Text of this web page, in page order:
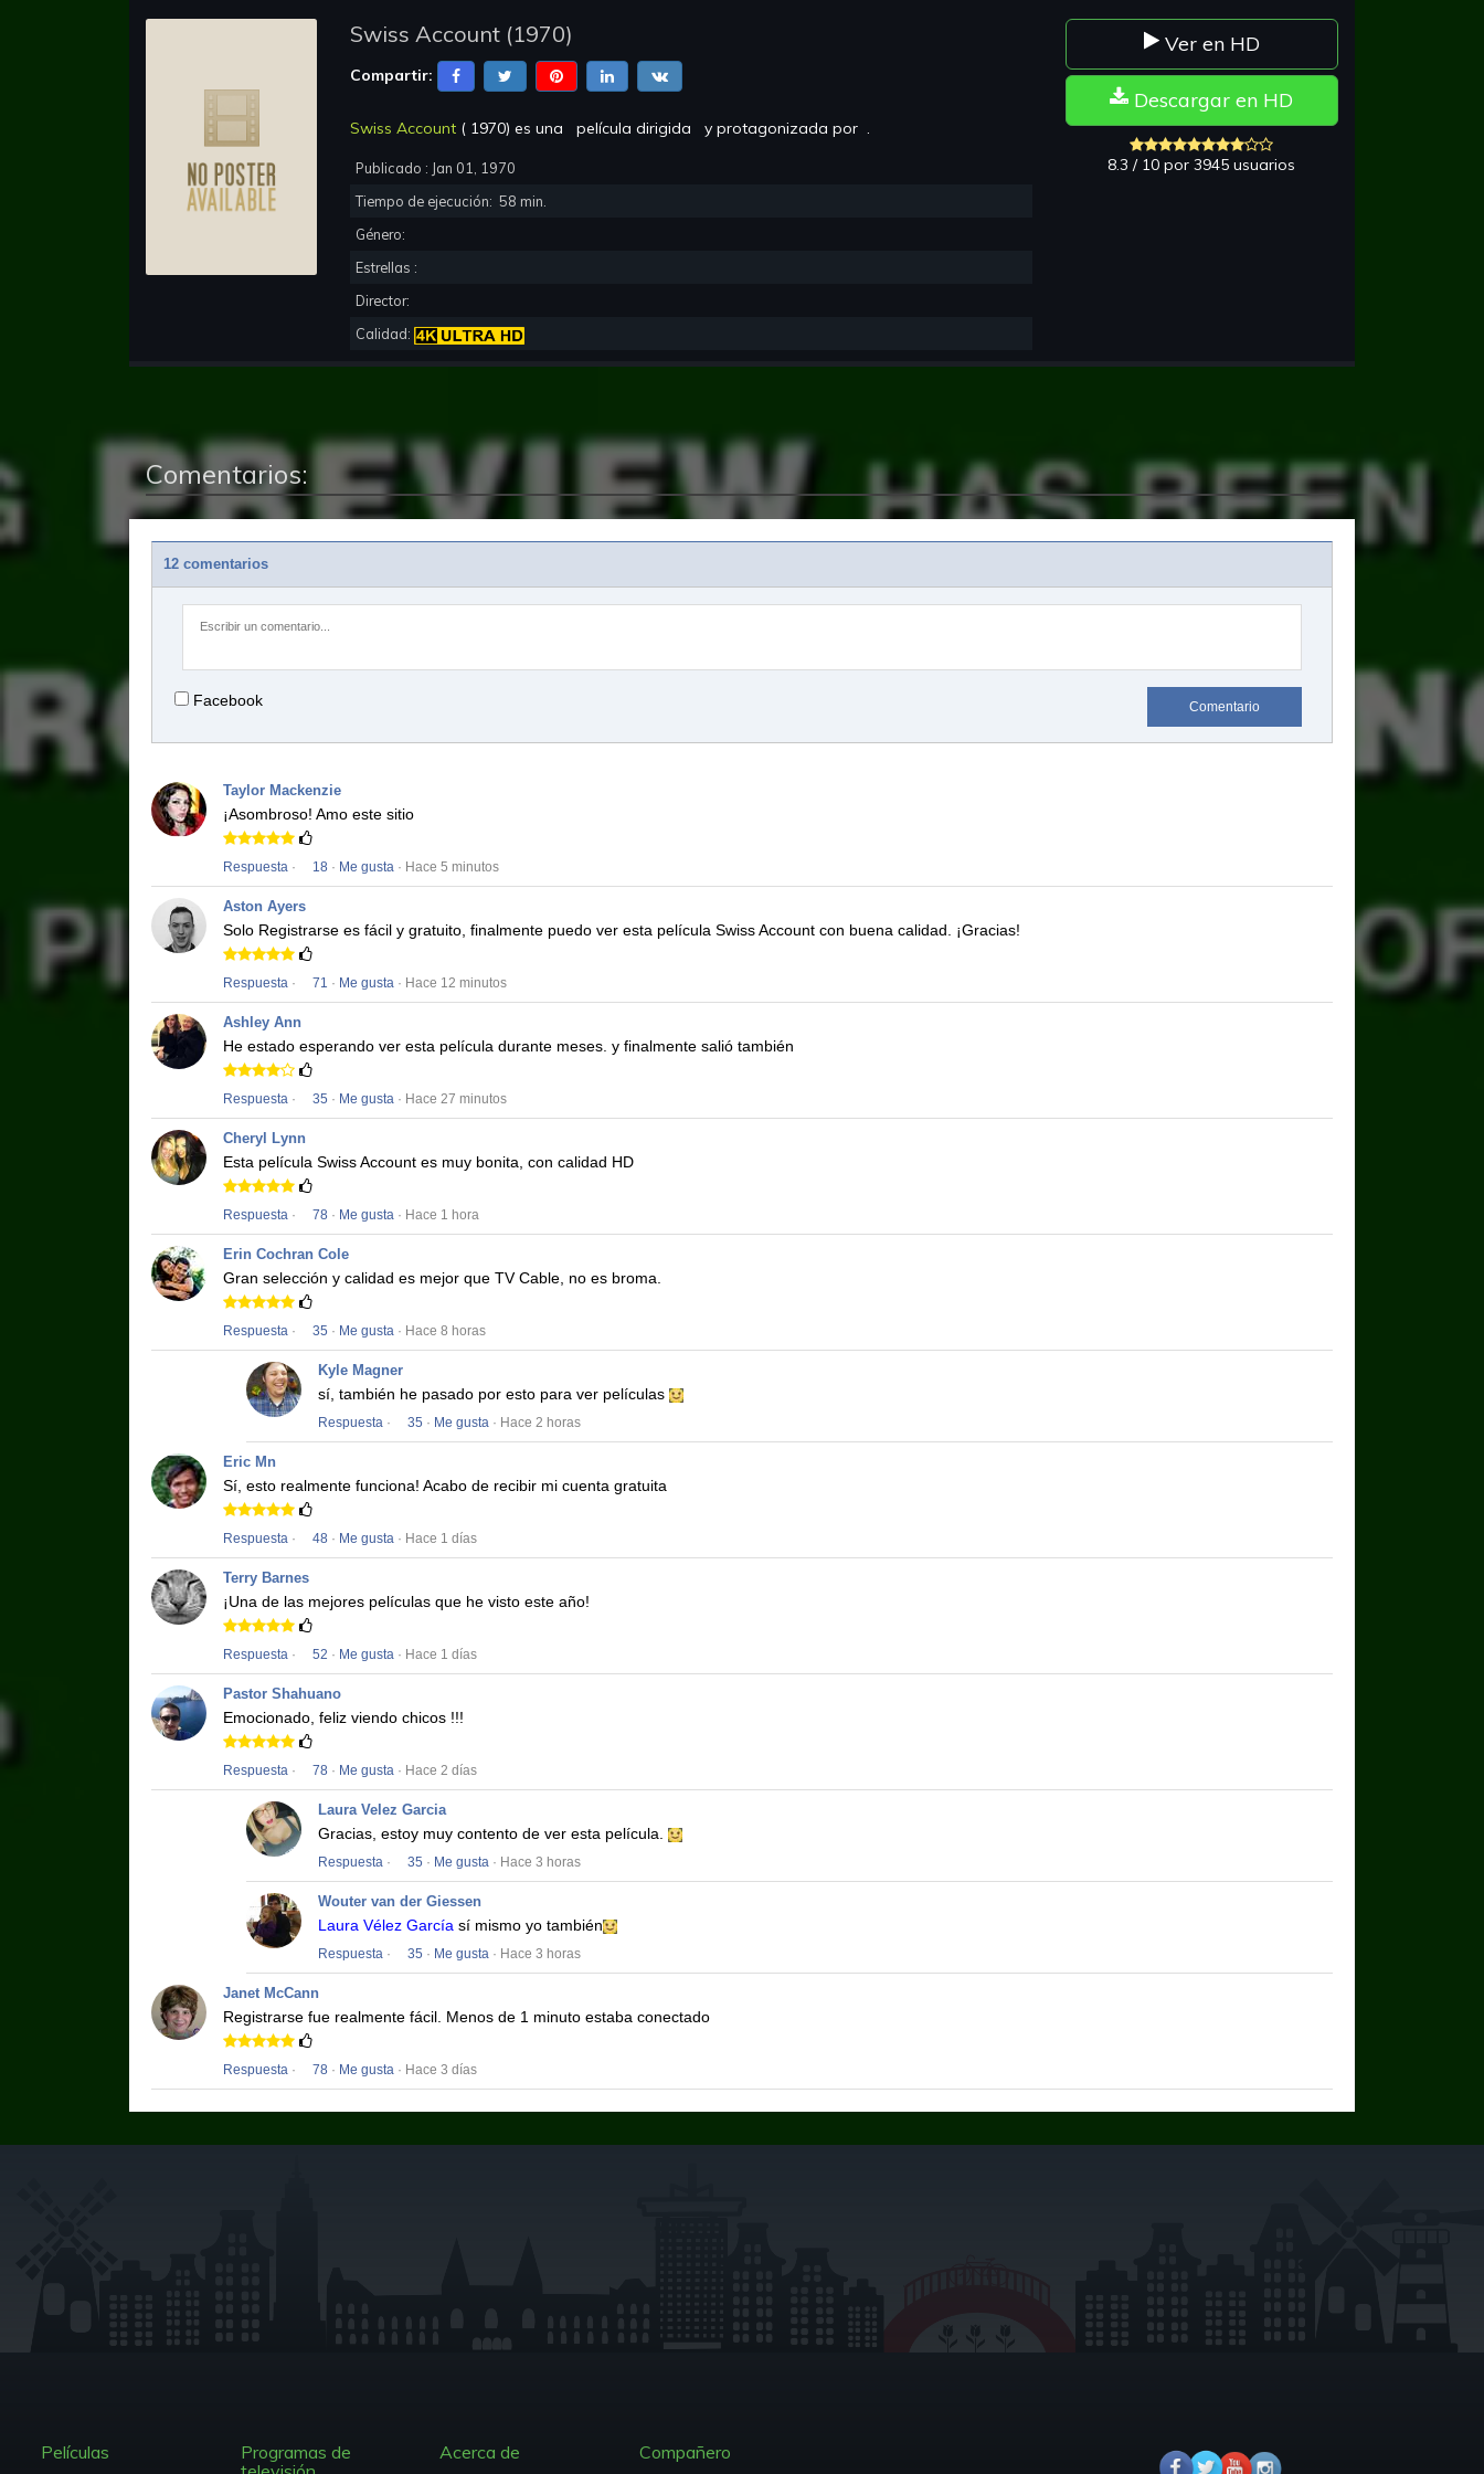
Swiss Account (1970)
Compartir:
Swiss Account ( 1970) es una película dirigida y protagonizada por .
Publicado : Jan 01, 1970
Tiempo de ejecución: 58 min.
Género:
Estrellas :
Director:
Calidad:
Ver en HD
Descargar en HD
8.3 / 10 por 3945 usuarios
Comentarios:
12 comentarios
Facebook Comentario
Taylor Mackenzie
¡Asombroso! Amo este sitio
Respuesta · 18 · Me gusta · Hace 5 minutos
Aston Ayers
Solo Registrarse es fácil y gratuito, finalmente puedo ver esta película Swiss Account con buena calidad. ¡Gracias!
Respuesta · 71 · Me gusta · Hace 12 minutos
Ashley Ann
He estado esperando ver esta película durante meses. y finalmente salió también
Respuesta · 35 · Me gusta · Hace 27 minutos
Cheryl Lynn
Esta película Swiss Account es muy bonita, con calidad HD
Respuesta · 78 · Me gusta · Hace 1 hora
Erin Cochran Cole
Gran selección y calidad es mejor que TV Cable, no es broma.
Respuesta · 35 · Me gusta · Hace 8 horas
Kyle Magner
sí, también he pasado por esto para ver películas
Respuesta · 35 · Me gusta · Hace 2 horas
Eric Mn
Sí, esto realmente funciona! Acabo de recibir mi cuenta gratuita
Respuesta · 48 · Me gusta · Hace 1 días
Terry Barnes
¡Una de las mejores películas que he visto este año!
Respuesta · 52 · Me gusta · Hace 1 días
Pastor Shahuano
Emocionado, feliz viendo chicos !!!
Respuesta · 78 · Me gusta · Hace 2 días
Laura Velez Garcia
Gracias, estoy muy contento de ver esta película.
Respuesta · 35 · Me gusta · Hace 3 horas
Wouter van der Giessen
Laura Vélez García sí mismo yo también
Respuesta · 35 · Me gusta · Hace 3 horas
Janet McCann
Registrarse fue realmente fácil. Menos de 1 minuto estaba conectado
Respuesta · 78 · Me gusta · Hace 3 días
Películas
Programas de
Acerca de Compañero